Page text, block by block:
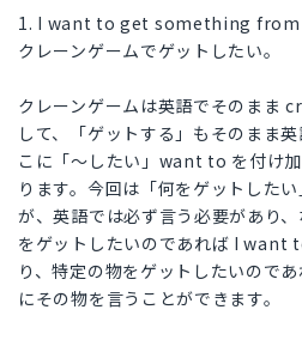
1. I want to get something from
クレーンゲームでゲットしたい。
クレーンゲームは英語でそのまま
して、「ゲットする」もそのまま
こに「～したい」want to を付け
ります。今回は「何をゲットした
が、英語では必ず言う必要があり、
をゲットしたいのであれば I
り、特定の物をゲットしたいので
にその物を言うことができます。